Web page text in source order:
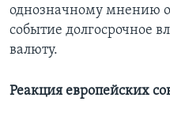
однозначному мнению
событие долгосрочное
валюту.
Реакция европейских